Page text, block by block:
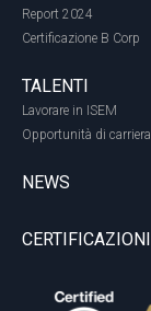
Report 2024
Certificazione B Corp
TALENTI
Lavorare in ISEM
Opportunità di carriera
NEWS
CERTIFICAZIONI